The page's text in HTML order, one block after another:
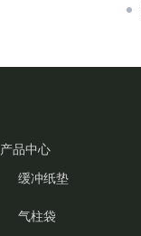
产品中心
缓冲纸垫
气柱袋